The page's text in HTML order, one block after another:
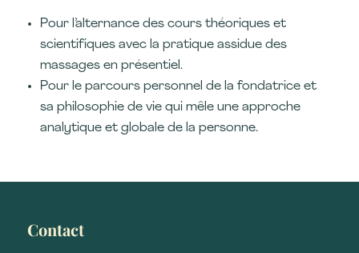
Pour l’alternance des cours théoriques et
scientifiques avec la pratique assidue des
massages en présentiel.
Pour le parcours personnel de la fondatrice et
sa philosophie de vie qui mêle une approche
analytique et globale de la personne.
Contact